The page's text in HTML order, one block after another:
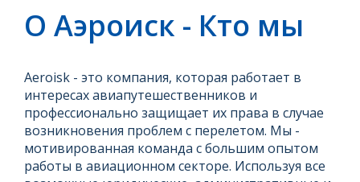
О Аэроиск - Кто мы
Aeroisk - это компания, которая работает в
интересах авиапутешественников и
профессионально защищает их права в случае
возникновения проблем с перелетом. Мы -
мотивированная команда с большим опытом
работы в авиационном секторе. Используя все